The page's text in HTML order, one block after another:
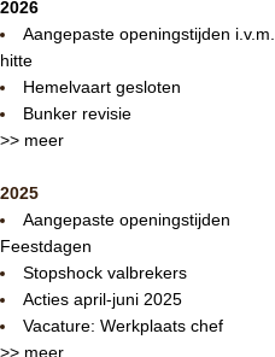
2026
Aangepaste openingstijden i.v.m.
hitte
Hemelvaart gesloten
Bunker revisie
>> meer
2025
Aangepaste openingstijden
Feestdagen
Stopshock valbrekers
Acties april-juni 2025
Vacature: Werkplaats chef
>> meer